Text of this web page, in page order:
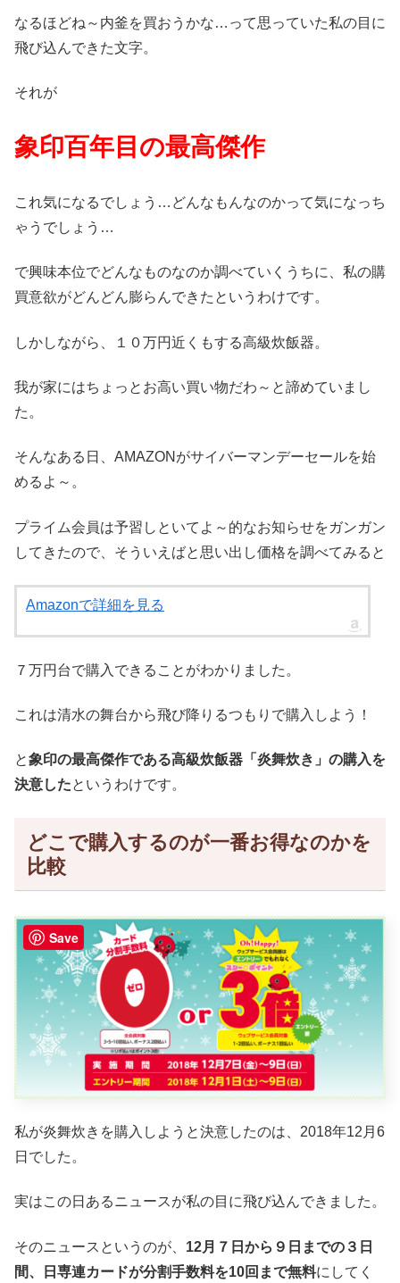
なるほどね～内釜を買おうかな…って思っていた私の目に
飛び込んできた文字。
それが
象印百年目の最高傑作
これ気になるでしょう…どんなもんなのかって気になっち
ゃうでしょう…
で興味本位でどんなものなのか調べていくうちに、私の購
買意欲がどんどん膨らんできたというわけです。
しかしながら、１０万円近くもする高級炊飯器。
我が家にはちょっとお高い買い物だわ～と諦めていまし
た。
そんなある日、AMAZONがサイバーマンデーセールを始
めるよ～。
プライム会員は予習しといてよ～的なお知らせをガンガン
してきたので、そういえばと思い出し価格を調べてみると
Amazonで詳細を見る
７万円台で購入できることがわかりました。
これは清水の舞台から飛び降りるつもりで購入しよう！
と象印の最高傑作である高級炊飯器「炎舞炊き」の購入を
決意したというわけです。
どこで購入するのが一番お得なのかを
比較
私が炎舞炊きを購入しようと決意したのは、2018年12月6
日でした。
実はこの日あるニュースが私の目に飛び込んできました。
そのニュースというのが、 12月７日から９日までの３日
間、日専連カードが分割手数料を10回まで無料にしてく
Save